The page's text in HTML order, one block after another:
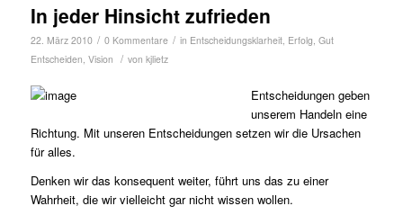
In jeder Hinsicht zufrieden
22. März 2010 / 0 Kommentare / in Entscheidungsklarheit, Erfolg Gut
Entscheiden Vision / von kjlietz
Entscheidungen geben
unserem Handeln eine
Richtung. Mit unseren Entscheidungen setzen wir die Ursachen
für alles.
Denken wir das konsequent weiter, führt uns das zu einer
Wahrheit, die wir vielleicht gar nicht wissen wollen.